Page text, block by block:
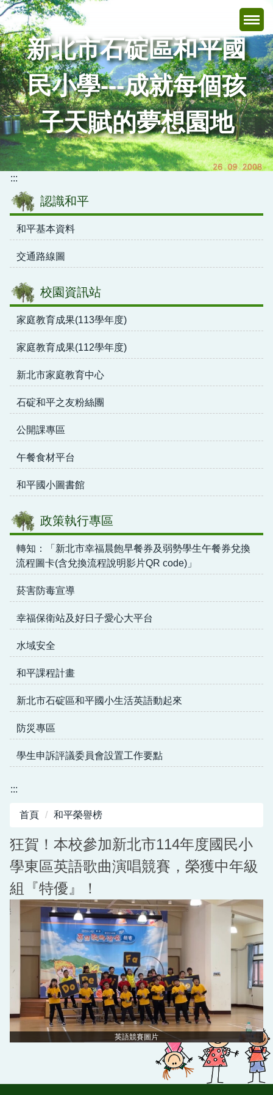
跳
主
要
內
容
區
新北市石碇區和平國
民小學---成就每個孩
子天賦的夢想園地
:::
認識和平
和平基本資料
交通路線圖
校園資訊站
家庭教育成果(113學年度)
家庭教育成果(112學年度)
新北市家庭教育中心
石碇和平之友粉絲團
公開課專區
午餐食材平台
和平國小圖書館
政策執行專區
轉知：「新北市幸福晨飽早餐券及弱勢學生午餐券兌換
流程圖卡(含兌換流程說明影片QR code)」
菸害防毒宣導
幸福保衛站及好日子愛心大平台
水域安全
和平課程計畫
新北市石碇區和平國小生活英語動起來
防災專區
學生申訴評議委員會設置工作要點
:::
首頁 和平榮譽榜
狂賀！本校參加新北市114年度國民小
學東區英語歌曲演唱競賽，榮獲中年級
組『特優』！
英語競賽圖片